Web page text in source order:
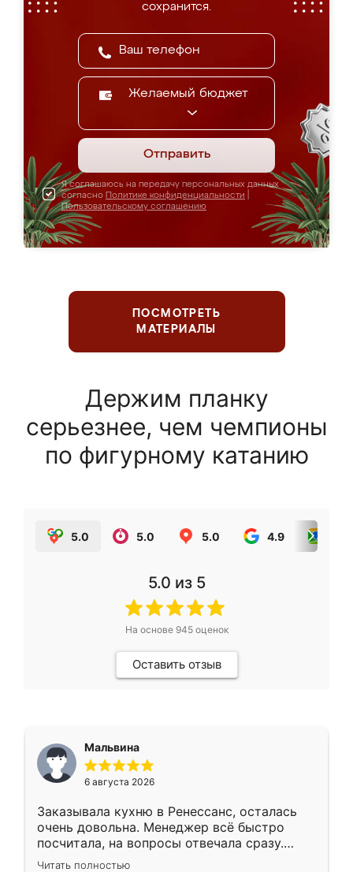
сохранится.
Желаемый бюджет
Отправить
Я соглашаюсь на передачу персональных данных
согласно Политике конфиденциальности
Пользовательскому соглашению
ПОСМОТРЕТЬ
МАТЕРИАЛЫ
Держим планку
серьезнее, чем чемпионы
по фигурному катанию
5.0 5.0 5.0 4.9
5.0 из 5
На основе 945оценок
Оставить отзыв
Мальвина
6 августа 2026
Заказывала кухню в Ренессанс, осталась
очень довольна. Менеджер всё быстро
посчитала, на вопросы отвечала сразу.
Замерщик приехал в субботу, подошёл к
Читать полностью